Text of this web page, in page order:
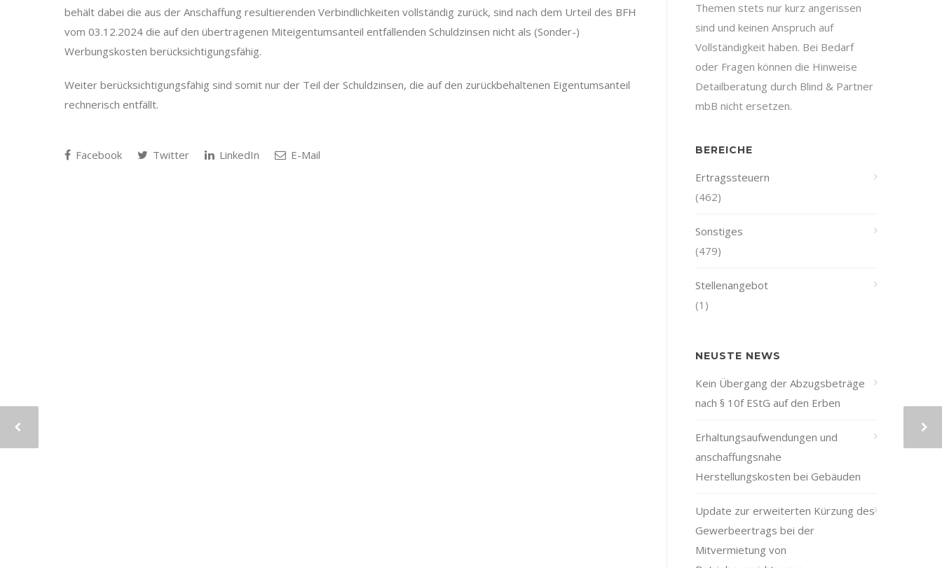
behält dabei die aus der Anschaffung resultierenden Verbindlichkeiten vollständig zurück, sind nach dem Urteil des BFH
vom 03.12.2024 die auf den übertragenen Miteigentumsanteil entfallenden Schuldzinsen nicht als (Sonder-)
Werbungskosten berücksichtigungsfähig.
Weiter berücksichtigungsfähig sind somit nur der Teil der Schuldzinsen, die auf den zurückbehaltenen Eigentumsanteil
rechnerisch entfällt.
Facebook Twitter LinkedIn E-Mail
Themen stets nur kurz angerissen
sind und keinen Anspruch auf
Vollständigkeit haben. Bei Bedarf
oder Fragen können die Hinweise
Detailberatung durch Blind & Partner
mbB nicht ersetzen.
BEREICHE
Ertragssteuern
(462)
Sonstiges
(479)
Stellenangebot
(1)
NEUSTE NEWS
Kein Übergang der Abzugsbeträge
nach § 10f EStG auf den Erben
Erhaltungsaufwendungen und
anschaffungsnahe
Herstellungskosten bei Gebäuden
Update zur erweiterten Kürzung des
Gewerbeertrags bei der
Mitvermietung von